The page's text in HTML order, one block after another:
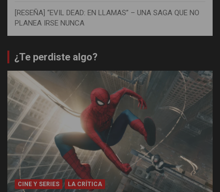
[RESEÑA] “EVIL DEAD: EN LLAMAS” – UNA SAGA QUE NO
PLANEA IRSE NUNCA
¿Te perdiste algo?
CINE Y SERIES LA CRÍTICA